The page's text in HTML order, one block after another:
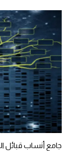
جامع أنساب قبائل